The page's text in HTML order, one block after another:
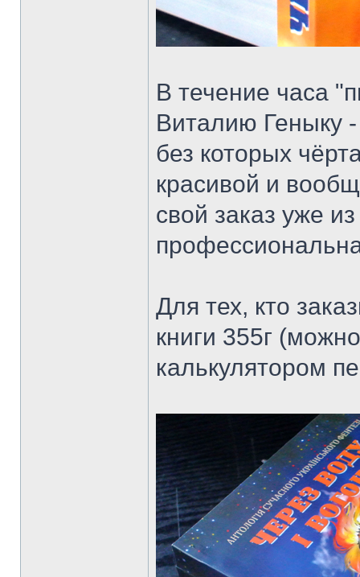
В течение часа
Виталию Геныку
без которых
красивой и
свой заказ уже
Для тех, кто
книги 355г
калькулятором